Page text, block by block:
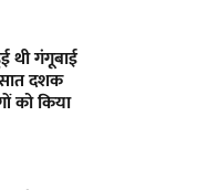
थी गंगूबाई
दशक
को किया